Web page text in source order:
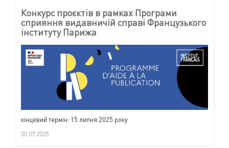
Конкурс проєктів в рамках Програми
сприяння видавничій справі Французького
інституту Парижа
кінцевий термін: 15 липня 2025 року
03.07.2025